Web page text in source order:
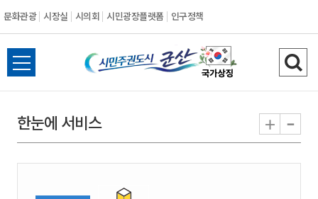
문화관광 시장실 시의회 시민광장플랫폼 인구정책
시
민
권
전
체
뉴
열
검
색
기
한눈에 서비스 + -